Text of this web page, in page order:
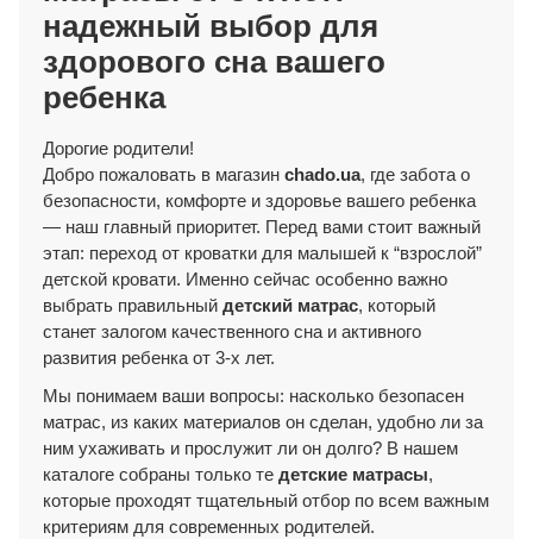
надежный выбор для
здорового сна вашего
ребенка
Дорогие родители!
Добро пожаловать в магазин chado.ua, где забота о
безопасности, комфорте и здоровье вашего ребенка
— наш главный приоритет. Перед вами стоит важный
этап: переход от кроватки для малышей к “взрослой”
детской кровати. Именно сейчас особенно важно
выбрать правильный детский матрас, который
станет залогом качественного сна и активного
развития ребенка от 3-х лет.
Мы понимаем ваши вопросы: насколько безопасен
матрас, из каких материалов он сделан, удобно ли за
ним ухаживать и прослужит ли он долго? В нашем
каталоге собраны только те детские матрасы,
которые проходят тщательный отбор по всем важным
критериям для современных родителей.